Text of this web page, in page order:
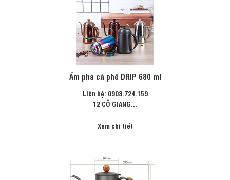
Ấm pha cà phê DRIP 680 ml
Liên hệ: 0903.724.159
12 CÔ GIANG...
Xem chi tiết